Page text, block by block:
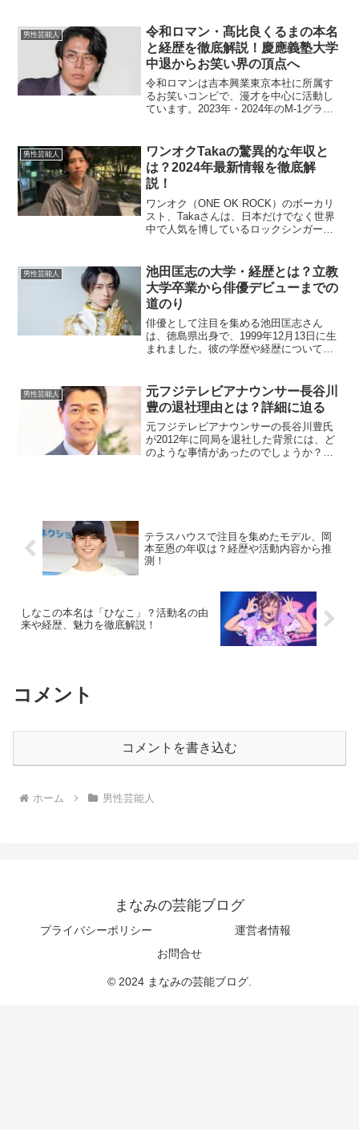
の指揮者として数々の実績を積んできま
した。シンシナティ交...
男性芸能人
令和ロマン・髙比良くるまの本名
と経歴を徹底解説！慶應義塾大学
中退からお笑い界の頂点へ
令和ロマンは吉本興業東京本社に所属す
るお笑いコンビで、漫才を中心に活動し
ています。2023年・2024年のM-1グラン
大きな注目を浴びています。その中で
も、ボケ担当の...
男性芸能人
ワンオクTakaの驚異的な年収と
は？2024年最新情報を徹底解
説！
ワンオク（ONE OK ROCK）のボーカリ
スト、Takaさんは、日本だけでなく世界
中で人気を博しているロックシンガーで
Takaさんの年収や収入源、彼の生活スタ
イルにつ...
男性芸能人
池田匡志の大学・経歴とは？立教
大学卒業から俳優デビューまでの
道のり
俳優として注目を集める池田匡志さん
は、徳島県出身で、1999年12月13日に生
まれました。彼の学歴や経歴について、
詰まっています。池田匡志の出身大学は
どこ？池田匡志さん...
男性芸能人
元フジテレビアナウンサー長谷川
豊の退社理由とは？詳細に迫る
元フジテレビアナウンサーの長谷川豊氏
が2012年に同局を退社した背景には、ど
のような事情があったのでしょうか？そ
テラスハウスで注目を集めたモデル、岡
本至恩の年収は？経歴や活動内容から推
測！
しなこの本名は「ひなこ」？活動名の由
来や経歴、魅力を徹底解説！
コメント
コメントを書き込む
ホーム 男性芸能人
まなみの芸能ブログ
プライバシーポリシー
運営者情報
お問合せ
© 2024 まなみの芸能ブログ.